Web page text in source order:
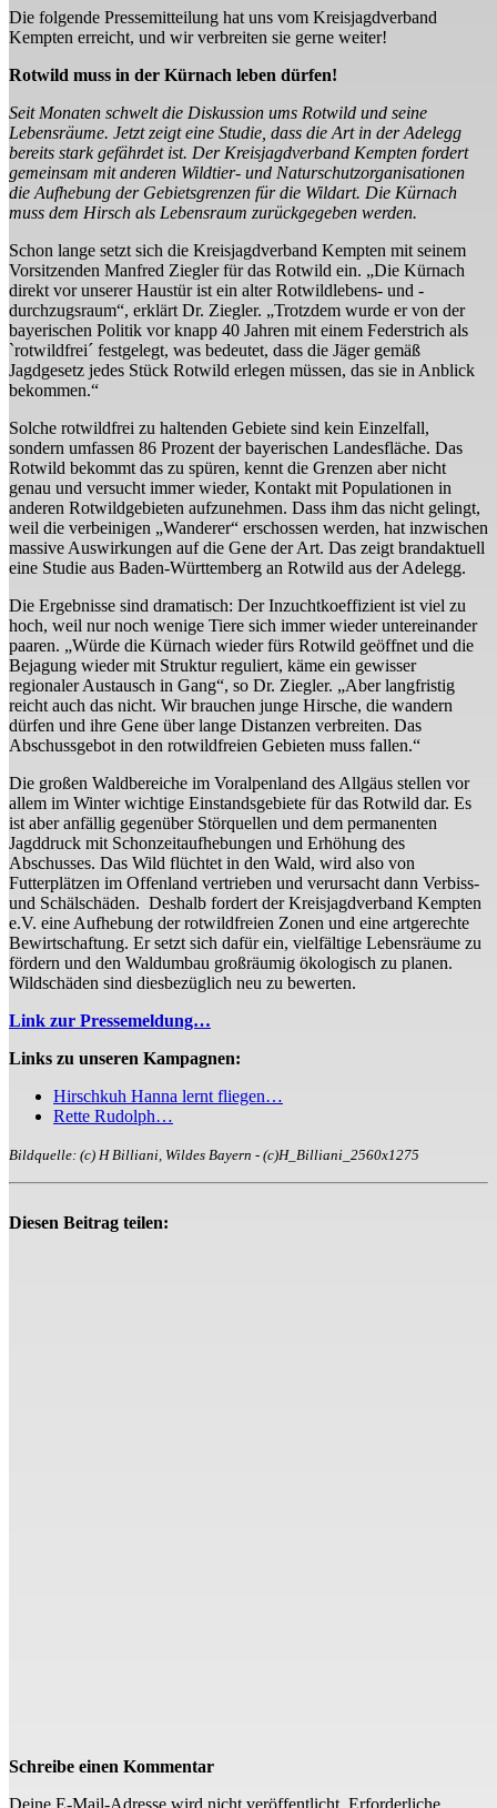
Die folgende Pressemitteilung hat uns vom Kreisjagdverband
Kempten erreicht, und wir verbreiten sie gerne weiter!
Rotwild muss in der Kürnach leben dürfen!
Seit Monaten schwelt die Diskussion ums Rotwild und seine
Lebensräume. Jetzt zeigt eine Studie, dass die Art in der Adelegg
bereits stark gefährdet ist. Der Kreisjagdverband Kempten fordert
gemeinsam mit anderen Wildtier- und Naturschutzorganisationen
die Aufhebung der Gebietsgrenzen für die Wildart. Die Kürnach
muss dem Hirsch als Lebensraum zurückgegeben werden.
Schon lange setzt sich die Kreisjagdverband Kempten mit seinem
Vorsitzenden Manfred Ziegler für das Rotwild ein. „Die Kürnach
direkt vor unserer Haustür ist ein alter Rotwildlebens- und -
durchzugsraum“, erklärt Dr. Ziegler. „Trotzdem wurde er von der
bayerischen Politik vor knapp 40 Jahren mit einem Federstrich als
`rotwildfrei´ festgelegt, was bedeutet, dass die Jäger gemäß
Jagdgesetz jedes Stück Rotwild erlegen müssen, das sie in Anblick
bekommen.“
Solche rotwildfrei zu haltenden Gebiete sind kein Einzelfall,
sondern umfassen 86 Prozent der bayerischen Landesfläche. Das
Rotwild bekommt das zu spüren, kennt die Grenzen aber nicht
genau und versucht immer wieder, Kontakt mit Populationen in
anderen Rotwildgebieten aufzunehmen. Dass ihm das nicht gelingt,
weil die verbeinigen „Wanderer“ erschossen werden, hat inzwischen
massive Auswirkungen auf die Gene der Art. Das zeigt brandaktuell
eine Studie aus Baden-Württemberg an Rotwild aus der Adelegg.
Die Ergebnisse sind dramatisch: Der Inzuchtkoeffizient ist viel zu
hoch, weil nur noch wenige Tiere sich immer wieder untereinander
paaren. „Würde die Kürnach wieder fürs Rotwild geöffnet und die
Bejagung wieder mit Struktur reguliert, käme ein gewisser
regionaler Austausch in Gang“, so Dr. Ziegler. „Aber langfristig
reicht auch das nicht. Wir brauchen junge Hirsche, die wandern
dürfen und ihre Gene über lange Distanzen verbreiten. Das
Abschussgebot in den rotwildfreien Gebieten muss fallen.“
Die großen Waldbereiche im Voralpenland des Allgäus stellen vor
allem im Winter wichtige Einstandsgebiete für das Rotwild dar. Es
ist aber anfällig gegenüber Störquellen und dem permanenten
Jagddruck mit Schonzeitaufhebungen und Erhöhung des
Abschusses. Das Wild flüchtet in den Wald, wird also von
Futterplätzen im Offenland vertrieben und verursacht dann Verbiss-
und Schälschäden. Deshalb fordert der Kreisjagdverband Kempten
e.V. eine Aufhebung der rotwildfreien Zonen und eine artgerechte
Bewirtschaftung. Er setzt sich dafür ein, vielfältige Lebensräume zu
fördern und den Waldumbau großräumig ökologisch zu planen.
Wildschäden sind diesbezüglich neu zu bewerten.
Link zur Pressemeldung…
Links zu unseren Kampagnen:
Hirschkuh Hanna lernt fliegen…
Rette Rudolph…
Bildquelle: (c) H Billiani, Wildes Bayern - (c)H_Billiani_2560x1275
Diesen Beitrag teilen:
Schreibe einen Kommentar
Deine E-Mail-Adresse wird nicht veröffentlicht. Erforderliche